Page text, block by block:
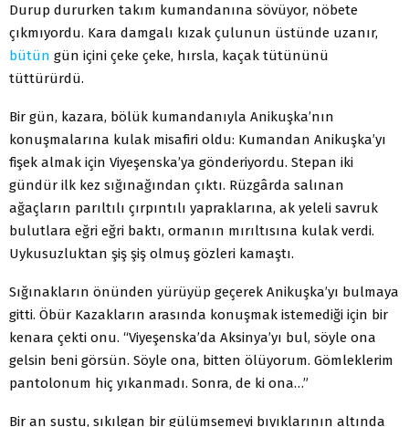
Durup dururken takım kumandanına sövüyor, nöbete
çıkmıyordu. Kara damgalı kızak çulunun üstünde uzanır,
bütün gün içini çeke çeke, hırsla, kaçak tütününü
tüttürürdü.
Bir gün, kazara, bölük kumandanıyla Anikuşka’nın
konuşmalarına kulak misafiri oldu: Kumandan Anikuşka’yı
fişek almak için Viyeşenska’ya gönderiyordu. Stepan iki
gündür ilk kez sığınağından çıktı. Rüzgârda salınan
ağaçların parıltılı çırpıntılı yapraklarına, ak yeleli savruk
bulutlara eğri eğri baktı, ormanın mırıltısına kulak verdi.
Uykusuzluktan şiş şiş olmuş gözleri kamaştı.
Sığınakların önünden yürüyüp geçerek Anikuşka’yı bulmaya
gitti. Öbür Kazakların arasında konuşmak istemediği için bir
kenara çekti onu. “Viyeşenska’da Aksinya’yı bul, söyle ona
gelsin beni görsün. Söyle ona, bitten ölüyorum. Gömleklerim
pantolonum hiç yıkanmadı. Sonra, de ki ona…”
Bir an sustu, sıkılgan bir gülümsemeyi bıyıklarının altında